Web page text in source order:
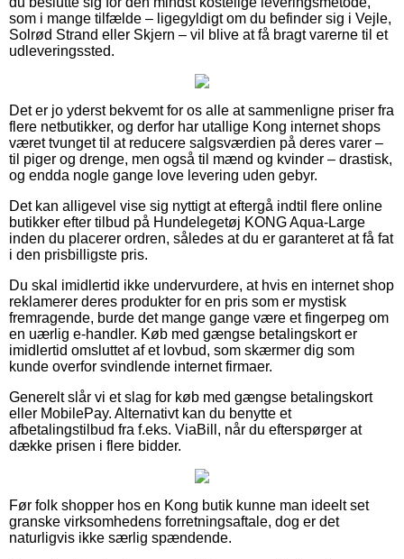
som i mange tilfælde – ligegyldigt om du befinder sig i Vejle,
Solrød Strand eller Skjern – vil blive at få bragt varerne til et
udleveringssted.
Det er jo yderst bekvemt for os alle at sammenligne priser fra
flere netbutikker, og derfor har utallige Kong internet shops
været tvunget til at reducere salgsværdien på deres varer –
til piger og drenge, men også til mænd og kvinder – drastisk,
og endda nogle gange love levering uden gebyr.
Det kan alligevel vise sig nyttigt at eftergå indtil flere online
butikker efter tilbud på Hundelegetøj KONG Aqua-Large
inden du placerer ordren, således at du er garanteret at få fat
i den prisbilligste pris.
Du skal imidlertid ikke undervurdere, at hvis en internet shop
reklamerer deres produkter for en pris som er mystisk
fremragende, burde det mange gange være et fingerpeg om
en uærlig e-handler. Køb med gængse betalingskort er
imidlertid omsluttet af et lovbud, som skærmer dig som
kunde overfor svindlende internet firmaer.
Generelt slår vi et slag for køb med gængse betalingskort
eller MobilePay. Alternativt kan du benytte et
afbetalingstilbud fra f.eks. ViaBill, når du efterspørger at
dække prisen i flere bidder.
Før folk shopper hos en Kong butik kunne man ideelt set
granske virksomhedens forretningsaftale, dog er det
naturligvis ikke særlig spændende.